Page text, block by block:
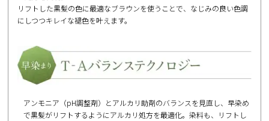
リフトした黒髪の色に最適なブラウンを使うことで、なじみの良い色調
にしつつキレイな褪色を叶えます。
アンモニア（pH調整剤）とアルカリ助剤のバランスを見直し、早染め
で黒髪がリフトするようにアルカリ処方を最適化。染料も、リフトし